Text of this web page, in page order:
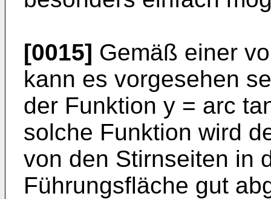
[0015] Gemäß einer
kann es vorgesehen
der Funktion y = arc
solche Funktion wird
von den Stirnseiten in
Führungsfläche gut